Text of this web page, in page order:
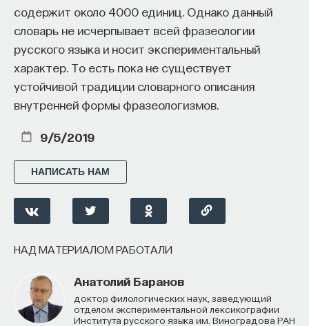
содержит около 4000 единиц. Однако данный
словарь не исчерпывает всей фразеологии
русского языка и носит экспериментальный
характер. То есть пока не существует
устойчивой традиции словарного описания
внутренней формы фразеологизмов.
9/5/2019
НАПИСАТЬ НАМ
НАД МАТЕРИАЛОМ РАБОТАЛИ
Анатолий Баранов
доктор филологических наук, заведующий
отделом экспериментальной лексикографии
Института русского языка им. Виноградова РАН